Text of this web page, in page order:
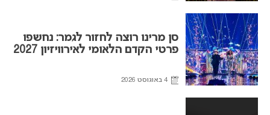
סן מרינו רוצה לחזור לגמר: נחשפו
פרטי הקדם הלאומי לאירוויזיון 2027
4 באוגוסט 2026